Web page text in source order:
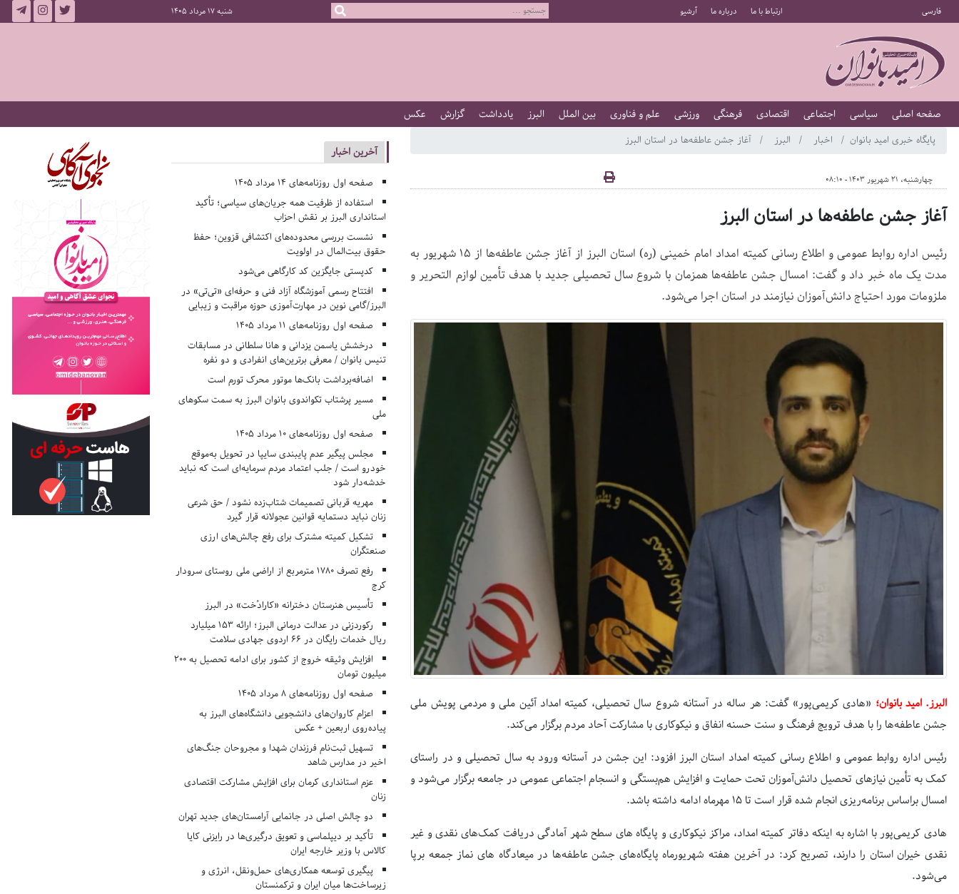
فارسی ارتباط با ما درباره ما آرشیو شنبه 17 مرداد 1405
صفحه اصلی سیاسی اجتماعی اقتصادی فرهنگی ورزشی علم و فناوری بین الملل البرز یادداشت گزارش عکس
پایگاه خبری امید بانوان اخبار البرز آغاز جشن عاطفه‌ها در استان البرز
چهارشنبه، 21 شهریور 1403 - 08:10
آغاز جشن عاطفه‌ها در استان البرز
رئیس اداره روابط عمومی و اطلاع رسانی کمیته امداد امام خمینی (ره) استان البرز از آغاز جشن عاطفه‌ها از ۱۵ شهریور به
مدت یک ماه خبر داد و گفت: امسال جشن عاطفه‌ها همزمان با شروع سال تحصیلی جدید با هدف تأمین لوازم التحریر و
ملزومات مورد احتیاج دانش‌آموزان نیازمند در استان اجرا می‌شود.
البرز. امید بانوان؛ «هادی کریمی‌پور» گفت: هر ساله در آستانه شروع سال تحصیلی، کمیته امداد آئین ملی و مردمی پویش ملی
جشن عاطفه‌ها را با هدف ترویج فرهنگ و سنت حسنه انفاق و نیکوکاری با مشارکت آحاد مردم برگزار می‌کند.
رئیس اداره روابط عمومی و اطلاع رسانی کمیته امداد استان البرز افزود: این جشن در آستانه ورود به سال تحصیلی و در راستای
کمک به تأمین نیازهای تحصیل دانش‌آموزان تحت حمایت و افزایش هم‌بستگی و انسجام اجتماعی عمومی در جامعه برگزار می‌شود و
امسال براساس برنامه‌ریزی انجام شده قرار است تا۱۵مهرماه ادامه داشته باشد.
هادی کریمی‌پور با اشاره به اینکه دفاتر کمیته امداد، مراکز نیکوکاری و پایگاه‌ های سطح شهر آمادگی دریافت کمک‌های نقدی و غیر
نقدی خیران استان را دارند، تصریح کرد: در آخرین هفته شهریورماه پایگاه‌‌های جشن عاطفه‌ها در میعادگاه‌ های نماز جمعه برپا
می‌شود.
آخرین اخبار
صفحه اول روزنامه‌های 14 مرداد 1405
استفاده از ظرفیت همه جریان‌های سیاسی؛ تأکید
استانداری البرز بر نقش احزاب
نشست بررسی محدوده‌های اکتشافی قزوین؛ حفظ
حقوق بیت‌المال در اولویت
کدپستی جایگزین کد کارگاهی می‌شود
افتتاح رسمی آموزشگاه آزاد فنی و حرفه‌ای «تی‌تی» در
البرز/گامی نوین در مهارت‌آموزی حوزه مراقبت و زیبایی
صفحه اول روزنامه‌های 11 مرداد 1405
درخشش یاسمن یزدانی و هانا سلطانی در مسابقات
تنیس بانوان / معرفی برترین‌های انفرادی و دو نفره
اضافه‌برداشت بانک‌ها موتور محرک تورم است
مسیر پرشتاب تکواندوی بانوان البرز به سمت سکوهای
ملی
صفحه اول روزنامه‌های 10 مرداد 1405
مجلس پیگیر عدم پایبندی سایپا در تحویل به‌موقع
خودرو است / جلب اعتماد مردم سرمایه‌ای است که نباید
خدشه‌دار شود
مهریه قربانی تصمیمات شتاب‌زده نشود / حق شرعی
زنان نباید دستمایه قوانین عجولانه قرار گیرد
تشکیل کمیته مشترک برای رفع چالش‌های ارزی
صنعتگران
رفع تصرف ۱۷۸۰ مترمربع از اراضی ملی روستای سرودار
کرج
تأسیس هنرستان دخترانه «کارادُخت» در البرز
رکوردزنی در عدالت درمانی البرز؛ ارائه ۱۵۳ میلیارد
ریال خدمات رایگان در ۶۶ اردوی جهادی سلامت
افزایش وثیقه خروج از کشور برای ادامه تحصیل به ۲۰۰
میلیون تومان
صفحه اول روزنامه‌های 8 مرداد 1405
اعزام کاروان‌های دانشجویی دانشگاه‌های البرز به
پیاده‌روی اربعین + عکس
تسهیل ثبت‌نام فرزندان شهدا و مجروحان جنگ‌های
اخیر در مدارس شاهد
عزم استانداری کرمان برای افزایش مشارکت اقتصادی
زنان
دو چالش اصلی در جانمایی آرامستان‌های جدید تهران
تأکید بر دیپلماسی و تعویق درگیری‌ها در رایزنی کایا
کالاس با وزیر خارجه ایران
پیگیری توسعه همکاری‌های حمل‌ونقل، انرژی و
زیرساخت‌ها میان ایران و ترکمنستان